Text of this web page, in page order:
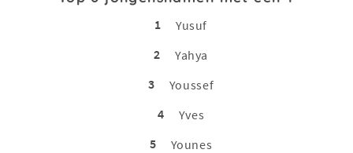
1
Yusuf
2
Yahya
3
Youssef
4
Yves
5
Younes